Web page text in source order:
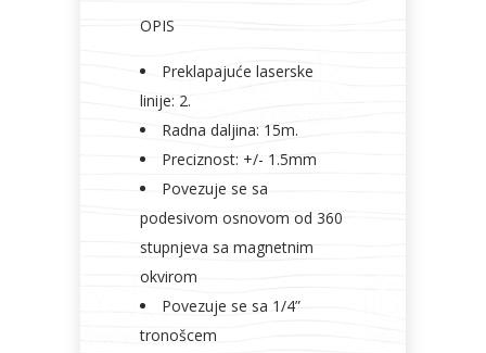
OPIS
Preklapajuće laserske
linije: 2.
Radna daljina: 15m.
Preciznost: +/- 1.5mm
Povezuje se sa
podesivom osnovom od 360
stupnjeva sa magnetnim
okvirom
Povezuje se sa 1/4”
tronošcem